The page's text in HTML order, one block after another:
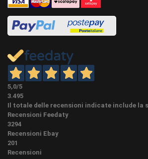
5,0/5
3.495
Il totale delle recensioni indicate include la
Recensioni Feedaty
3294
Recensioni Ebay
201
Recensioni